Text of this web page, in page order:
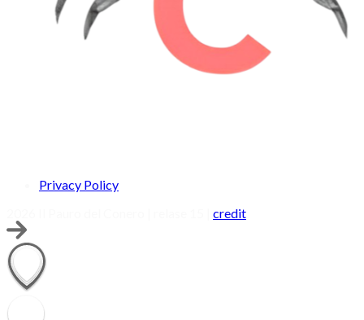
Privacy Policy
credit